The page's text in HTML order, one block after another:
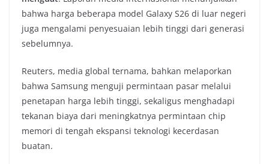
bahwa harga beberapa model Galaxy S26 di luar negeri
juga mengalami penyesuaian lebih tinggi dari generasi
sebelumnya.
Reuters, media global ternama, bahkan melaporkan
bahwa Samsung menguji permintaan pasar melalui
penetapan harga lebih tinggi, sekaligus menghadapi
tekanan biaya dari meningkatnya permintaan chip
memori di tengah ekspansi teknologi kecerdasan
buatan.